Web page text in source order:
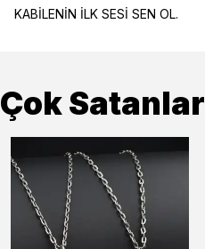
KABİLENİN İLK SESİ SEN OL.
Çok Satanlar